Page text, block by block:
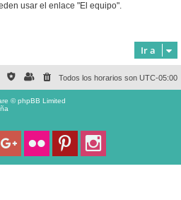
usar el enlace "El equipo".
Ir a
Todos los horarios son UTC-05:00
© phpBB Limited